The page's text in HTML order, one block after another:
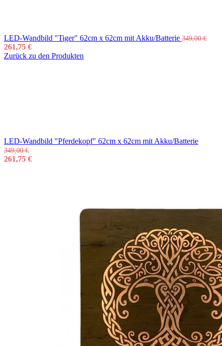
LED-Wandbild "Tiger" 62cm x 62cm mit Akku/Batterie 349,00€
261,75 €
Zurück zu den Produkten
LED-Wandbild "Pferdekopf" 62cm x 62cm mit Akku/Batterie
349,00€
261,75 €